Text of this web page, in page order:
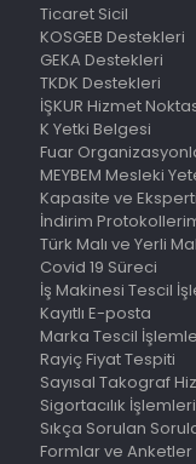
Ticaret Sicil
KOSGEB Destekleri
GEKA Destekleri
TKDK Destekleri
İŞKUR Hizmet
K Yetki Belgesi
Fuar
MEYBEM Mesleki
Kapasite ve
İndirim
Türk Malı ve Yerli
Covid 19 Süreci
İş Makinesi Tescil
Kayıtlı E-posta
Marka Tescil
Rayiç Fiyat Tespiti
Sayısal Takograf
Sigortacılık İşlemleri
Sıkça Sorulan
Formlar ve Anketler